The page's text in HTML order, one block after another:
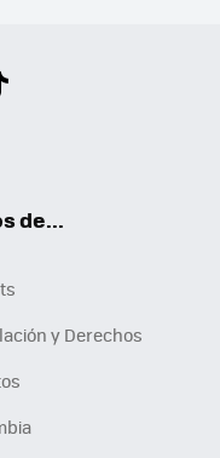
de...
y Derechos